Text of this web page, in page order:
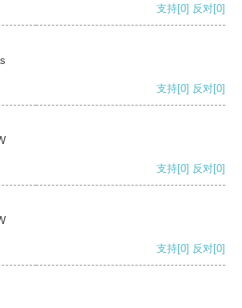
支持[0] 反对[0]
支持[0] 反对[0]
支持[0] 反对[0]
支持[0] 反对[0]